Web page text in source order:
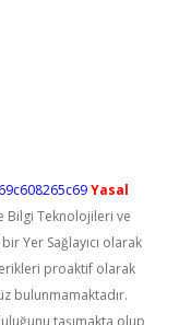
Yasal
Bilgi Teknolojileri ve
Yer Sağlayıcı olarak
proaktif olarak
bulunmamaktadır.
taşımakta olup,